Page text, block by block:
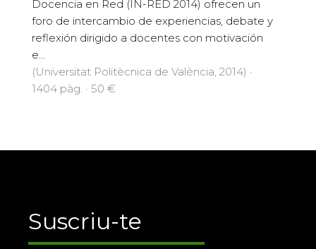
Docencia en Red (IN-RED 2014) ofrecen un
foro de intercambio de experiencias, debate y
reflexión dirigido a docentes con motivación
e...
(Universitat Politècnica de València, 2014) ·
1404 pàg. · 50 €
Suscriu-te